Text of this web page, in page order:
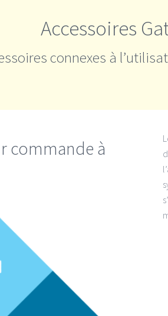
Accessoires
connexes à
commande à